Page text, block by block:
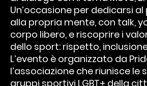
Un’occasione per dedicarsi
alla propria mente, con talk,
corpo libero, e riscoprire i
dello sport: rispetto,
L’evento è organizzato da
l’associazione che riunisce le
gruppi sportivi LGBT+ della